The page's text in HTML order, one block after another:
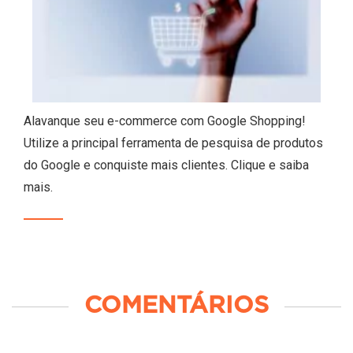
Alavanque seu e-commerce com Google Shopping!
Utilize a principal ferramenta de pesquisa de produtos
do Google e conquiste mais clientes. Clique e saiba
mais.
COMENTÁRIOS